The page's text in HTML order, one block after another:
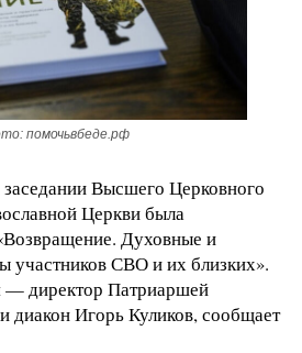
помочьвбеде.рф
заседании Высшего Церковного
Церкви была
Духовные и
участников СВО и их близких».
— директор Патриаршей
диакон Игорь Куликов, сообщает